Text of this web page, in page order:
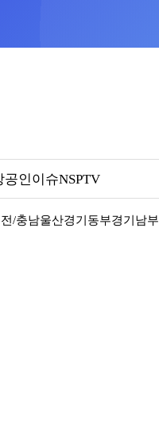
공인이슈NSPTV
/충남울산경기동부경기남부